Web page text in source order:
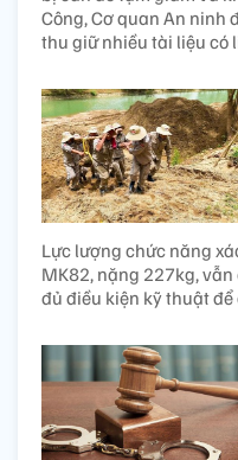
Công, Cơ quan An ninh
thu giữ nhiều tài liệu có
Lực lượng chức năng
MK82, nặng 227kg,
đủ điều kiện kỹ thuật